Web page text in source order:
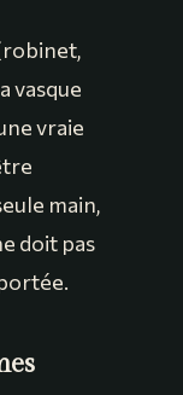
vasque
vraie
main,
doit pas